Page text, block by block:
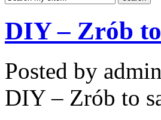
DIY – Zrób
Posted by admin
DIY – Zrób to